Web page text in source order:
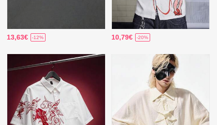
13,63€ -12% 10,79€ -20%